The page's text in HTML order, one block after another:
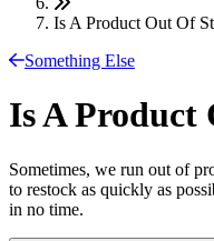
Is A Product Out Of
Something Else
Is A Product
Sometimes, we run out of
to restock as quickly as
in no time.